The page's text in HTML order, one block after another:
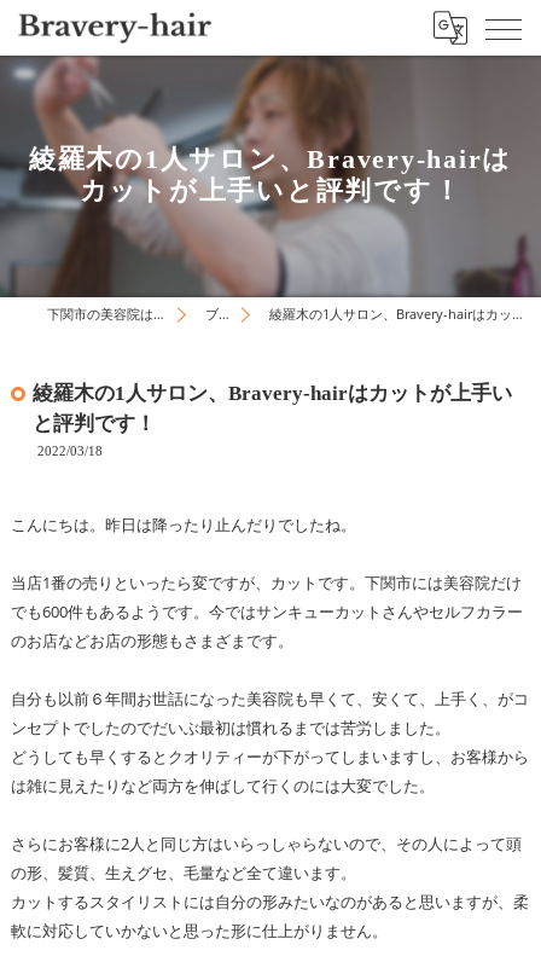
綾羅木の1人サロン、Bravery-hairは
カットが上手いと評判です！
下関市の美容院はBravery-hair ブログ 綾羅木の1人サロン、Bravery-hairはカットが上手いと評判です！
綾羅木の1人サロン、Bravery-hairはカットが上手い
と評判です！
2022/03/18
こんにちは。昨日は降ったり止んだりでしたね。
当店1番の売りといったら変ですが、カットです。下関市には美容院だけ
でも600件もあるようです。今ではサンキューカットさんやセルフカラー
のお店などお店の形態もさまざまです。
自分も以前６年間お世話になった美容院も早くて、安くて、上手く、がコ
ンセプトでしたのでだいぶ最初は慣れるまでは苦労しました。
どうしても早くするとクオリティーが下がってしまいますし、お客様から
は雑に見えたりなど両方を伸ばして行くのには大変でした。
さらにお客様に2人と同じ方はいらっしゃらないので、その人によって頭
の形、髪質、生えグセ、毛量など全て違います。
カットするスタイリストには自分の形みたいなのがあると思いますが、柔
軟に対応していかないと思った形に仕上がりません。